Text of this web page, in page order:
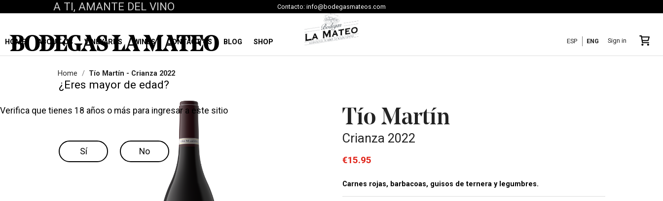
Contacto: info@bodegasmateos.com
HOME ABOUT US VINEYARDS WINES CONTACT US BLOG SHOP ESP ENG Sign in
Home Tío Martín - Crianza 2022
Tío Martín
Crianza 2022
€15.95
Carnes rojas, barbacoas, guisos de ternera y legumbres.
A TI, AMANTE DEL VINO
BODEGAS LA MATEO
¿Eres mayor de edad?
Verifica que tienes 18 años o más para ingresar a este sitio
Sí No